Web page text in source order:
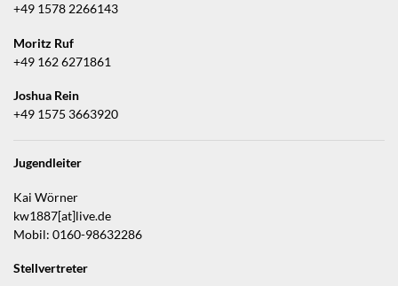
+49 1578 2266143
Moritz Ruf
+49 162 6271861
Joshua Rein
+49 1575 3663920
Jugendleiter
Kai Wörner
kw1887[at]live.de
Mobil: 0160-98632286
Stellvertreter